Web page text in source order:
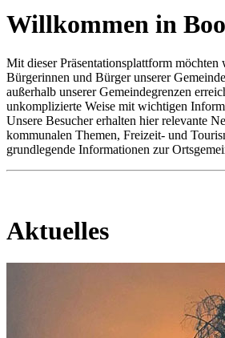
Willkommen in
Mit dieser Präsentationsplattform
Bürgerinnen und Bürger unserer
außerhalb unserer Gemeindegrenzen
unkomplizierte Weise mit wichtigen
Unsere Besucher erhalten hier relevante
kommunalen Themen, Freizeit- und
grundlegende Informationen zur
Aktuelles